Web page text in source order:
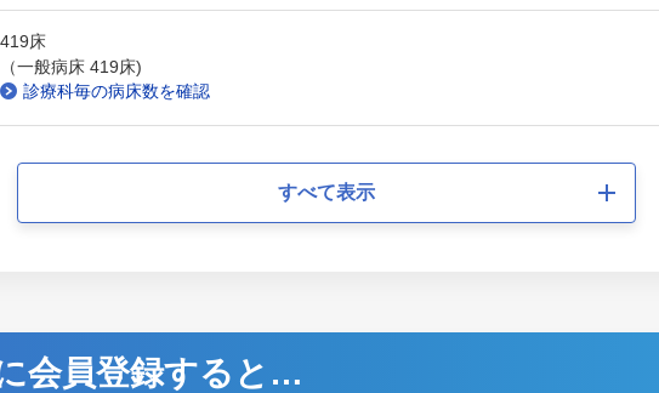
419床
（一般病床 419床)
診療科毎の病床数を確認
すべて表示
会員登録すると…